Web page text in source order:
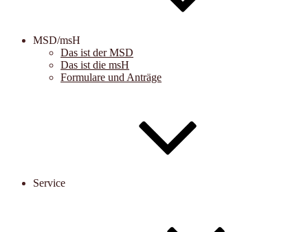
MSD/msH
Das ist der MSD
Das ist die msH
Formulare und Anträge
Service